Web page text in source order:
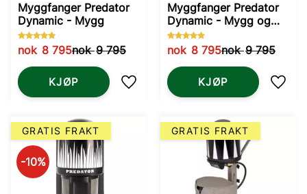
Myggfanger Predator
Dynamic - Mygg
nok 8 795nok9 795
Lagre som favoritt
KJØP
Myggfanger Predator
Dynamic - Mygg og
Knott
nok 8 795nok9 795
KJØP
10%
GRATIS FRAKT GRATIS FRAKT